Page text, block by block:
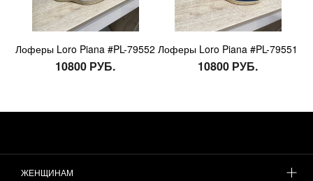
Лоферы Loro Piana #PL-79552
10800 РУБ.
Лоферы Loro Piana #PL-79551
10800 РУБ.
ЖЕНЩИНАМ